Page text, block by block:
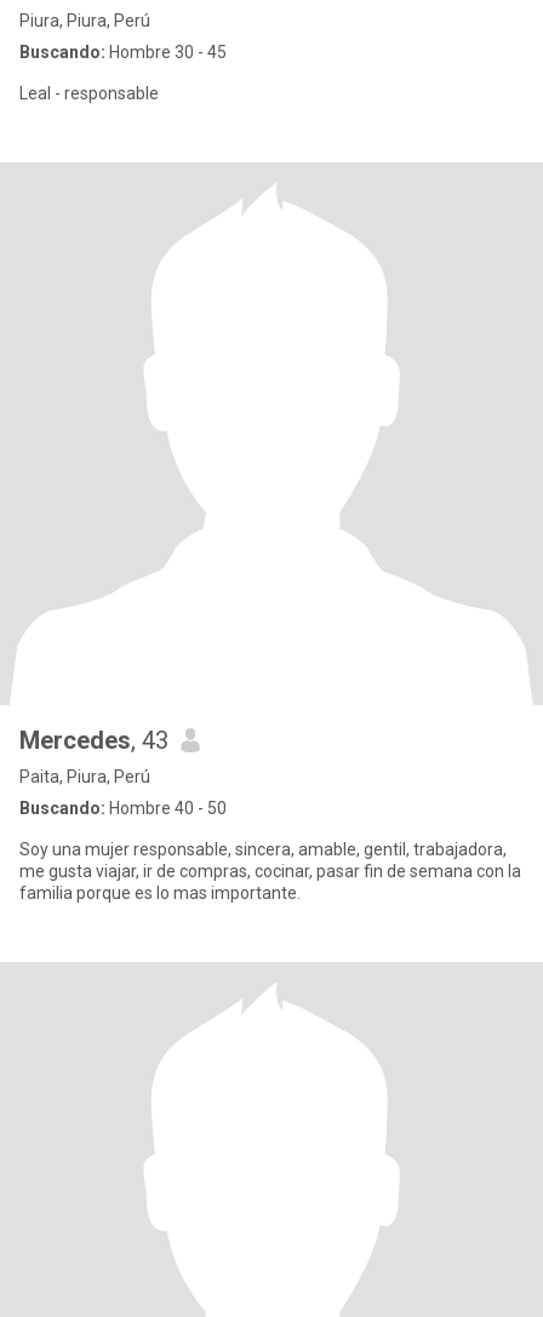
Piura, Piura, Perú
Buscando: Hombre 30 - 45
Leal - responsable
Mercedes, 43
Paita, Piura, Perú
Buscando: Hombre 40 - 50
Soy una mujer responsable, sincera, amable, gentil, trabajadora,
me gusta viajar, ir de compras, cocinar, pasar fin de semana con la
familia porque es lo mas importante.